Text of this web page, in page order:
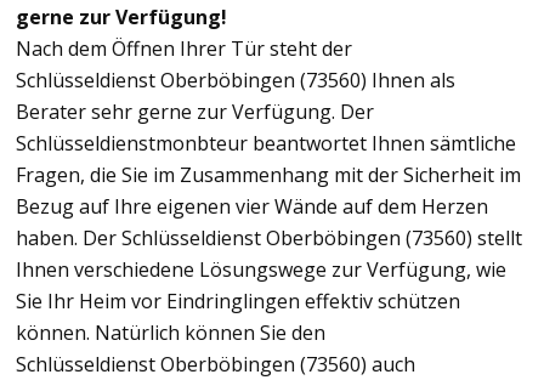
gerne zur Verfügung!
Nach dem Öffnen Ihrer Tür steht der
Schlüsseldienst Oberböbingen (73560) Ihnen als
Berater sehr gerne zur Verfügung. Der
Schlüsseldienstmonbteur beantwortet Ihnen sämtliche
Fragen, die Sie im Zusammenhang mit der Sicherheit im
Bezug auf Ihre eigenen vier Wände auf dem Herzen
haben. Der Schlüsseldienst Oberböbingen (73560) stellt
Ihnen verschiedene Lösungswege zur Verfügung, wie
Sie Ihr Heim vor Eindringlingen effektiv schützen
können. Natürlich können Sie den
Schlüsseldienst Oberböbingen (73560) auch